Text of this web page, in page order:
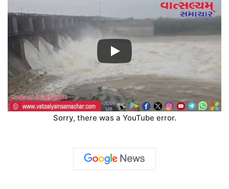
Sorry, there was a YouTube error.